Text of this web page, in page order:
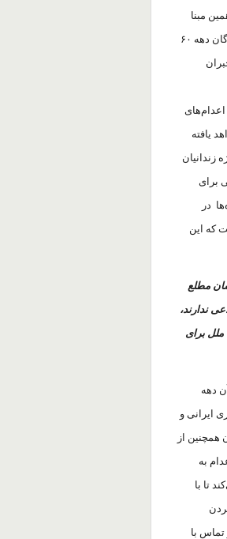
مبنا
دولت وظیفه دارد براساس تعهدات بین‌المللی خود نسبت به «احقاق حق» خانواده‌های اعدام‌شدگان دهه ۶۰
است. بر اساس شواهد یافته
برای
در
که این
مطلع
ندارند،
برای
نخست آن دهه
ایرانی و
از
به
تا با
با